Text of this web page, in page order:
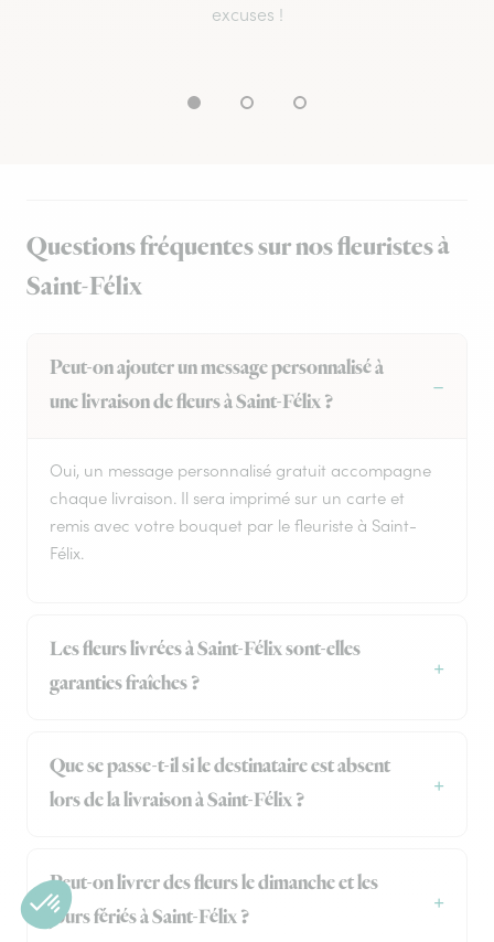
excuses !
Questions fréquentes sur nos fleuristes à
Saint-Félix
Peut-on ajouter un message personnalisé à
une livraison de fleurs à Saint-Félix ?
Oui, un message personnalisé gratuit accompagne
chaque livraison. Il sera imprimé sur un carte et
remis avec votre bouquet par le fleuriste à Saint-
Félix.
Les fleurs livrées à Saint-Félix sont-elles
garanties fraîches ?
Que se passe-t-il si le destinataire est absent
lors de la livraison à Saint-Félix ?
Peut-on livrer des fleurs le dimanche et les
jours fériés à Saint-Félix ?